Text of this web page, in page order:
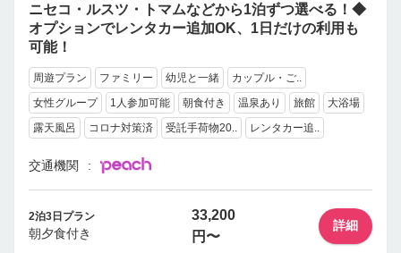
ニセコ・ルスツ・トマムなどから1泊ずつ選べる！◆
オプションでレンタカー追加OK、1日だけの利用も
可能！
周遊プラン ファミリー 幼児と一緒
カップル・ご..
女性グループ
1人参加可能 朝食付き 温泉あり 旅館
大浴場
露天風呂
コロナ対策済 受託手荷物20.. レンタカー追..
交通機関
2泊3日プラン
朝夕食付き
33,200
円〜
詳細